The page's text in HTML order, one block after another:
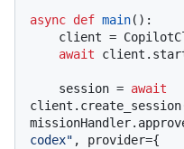
async def main():
await
    session =
await
codex" , provider={